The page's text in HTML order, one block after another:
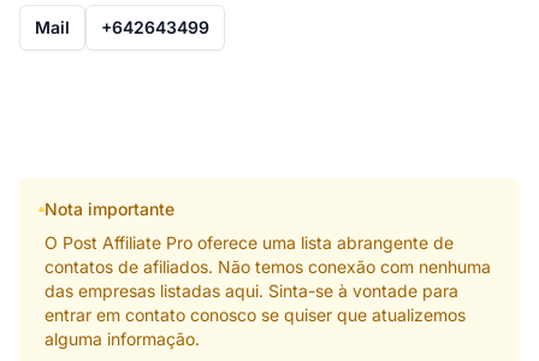
Mail +642643499
Nota importante
O Post Affiliate Pro oferece uma lista abrangente de
contatos de afiliados. Não temos conexão com nenhuma
das empresas listadas aqui. Sinta-se à vontade para
entrar em contato conosco se quiser que atualizemos
alguma informação.